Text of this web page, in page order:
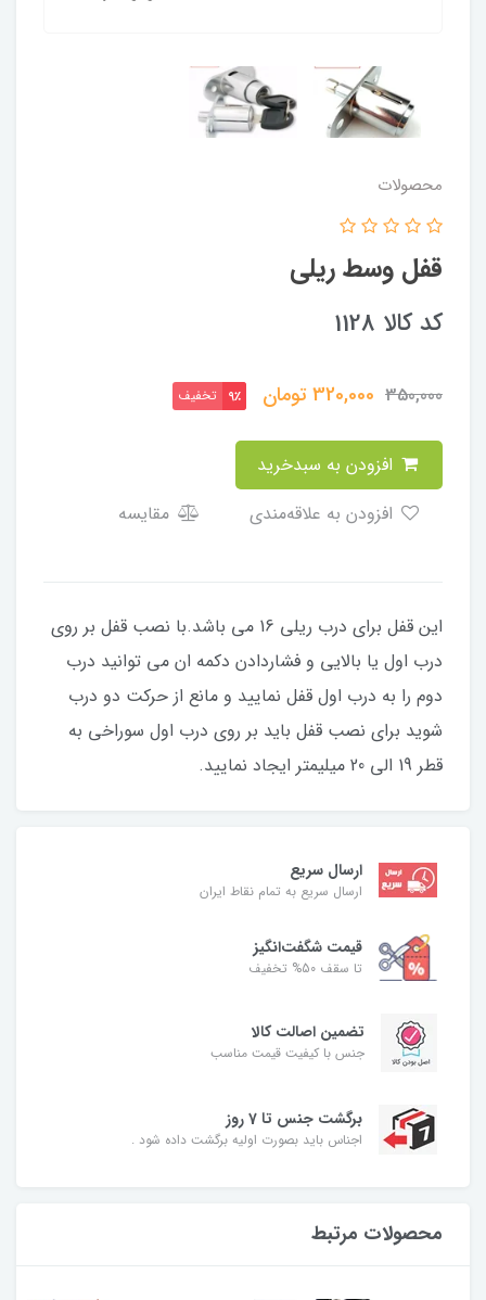
محصولات
قفل وسط ریلی
کد کالا 1128
350,000
320,000تومان 9٪ تخفیف
مقایسه
این قفل برای درب ریلی 16 می باشد.با نصب قفل بر روی
درب اول یا بالایی و فشاردادن دکمه ان می توانید درب
دوم را به درب اول قفل نمایید و مانع از حرکت دو درب
شوید برای نصب قفل باید بر روی درب اول سوراخی به
قطر 19 الی 20 میلیمتر ایجاد نمایید.
ارسال سریع
ارسال سریع به تمام نقاط ایران
قیمت شگفت‌انگیز
تا سقف 50% تخفیف
تضمین اصالت کالا
جنس با کیفیت قیمت مناسب
برگشت جنس تا 7 روز
اجناس باید بصورت اولیه برگشت داده شود .
محصولات مرتبط